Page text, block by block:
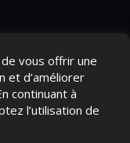
vous offrir une
et d’améliorer
continuant à
l’utilisation de